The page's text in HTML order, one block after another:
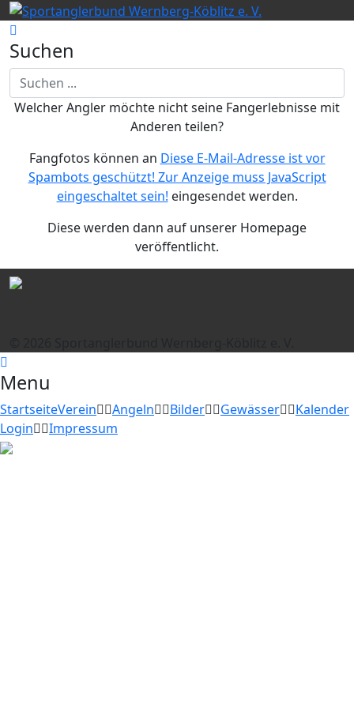
Suchen
Welcher Angler möchte nicht seine Fangerlebnisse mit
Anderen teilen?
Fangfotos können an Diese E-Mail-Adresse ist vor
Spambots geschützt! Zur Anzeige muss JavaScript
eingeschaltet sein! eingesendet werden.
Diese werden dann auf unserer Homepage
veröffentlicht.
Menu
StartseiteVerein Angeln Bilder Gewässer
Kalender
Login
Impressum